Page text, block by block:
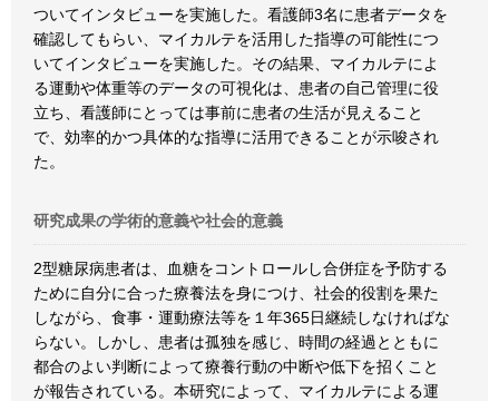
ついてインタビューを実施した。看護師3名に患者データを
確認してもらい、マイカルテを活用した指導の可能性につ
いてインタビューを実施した。その結果、マイカルテによ
る運動や体重等のデータの可視化は、患者の自己管理に役
立ち、看護師にとっては事前に患者の生活が見えること
で、効率的かつ具体的な指導に活用できることが示唆され
た。
研究成果の学術的意義や社会的意義
2型糖尿病患者は、血糖をコントロールし合併症を予防する
ために自分に合った療養法を身につけ、社会的役割を果た
しながら、食事・運動療法等を１年365日継続しなければな
らない。しかし、患者は孤独を感じ、時間の経過とともに
都合のよい判断によって療養行動の中断や低下を招くこと
が報告されている。本研究によって、マイカルテによる運